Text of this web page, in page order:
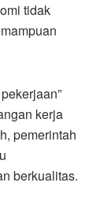
tidak
kerja
pemerintah
berkualitas.